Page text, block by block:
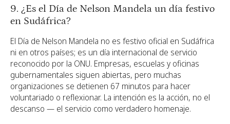
9. ¿Es el Día de Nelson Mandela un día festivo
en Sudáfrica?
El Día de Nelson Mandela no es festivo oficial en Sudáfrica
ni en otros países; es un día internacional de servicio
reconocido por la ONU. Empresas, escuelas y oficinas
gubernamentales siguen abiertas, pero muchas
organizaciones se detienen 67 minutos para hacer
voluntariado o reflexionar. La intención es la acción, no el
descanso — el servicio como verdadero homenaje.